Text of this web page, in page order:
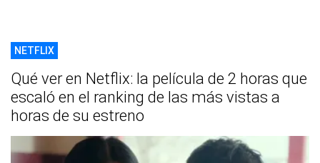
NETFLIX
Qué ver en Netflix: la película de 2 horas que
escaló en el ranking de las más vistas a
horas de su estreno